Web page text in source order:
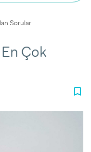
Sorular
Çok
bookmark_border